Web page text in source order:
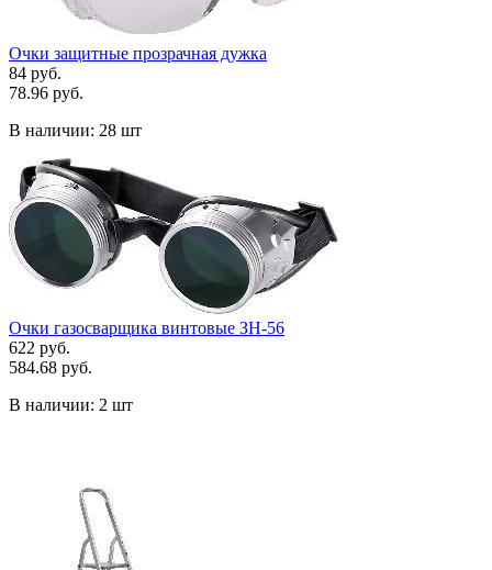
Очки защитные прозрачная дужка
84 руб.
78.96 руб.
В наличии: 28 шт
Очки газосварщика винтовые ЗН-56
622 руб.
584.68 руб.
В наличии: 2 шт